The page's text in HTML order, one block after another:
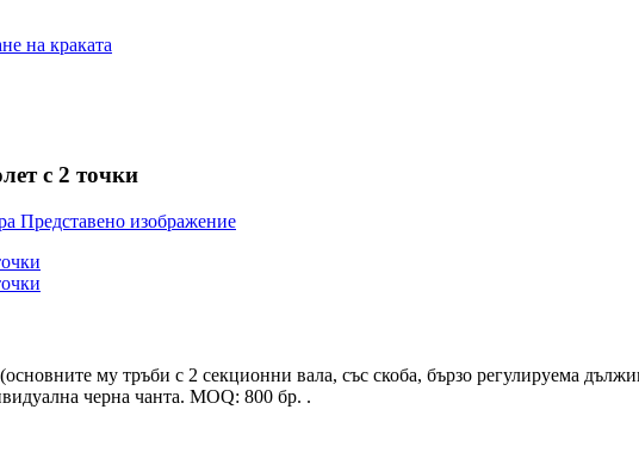
с 2 точки
му тръби с 2 секционни вала, със скоба, бързо регулируема
черна чанта. MOQ: 800 бр. .